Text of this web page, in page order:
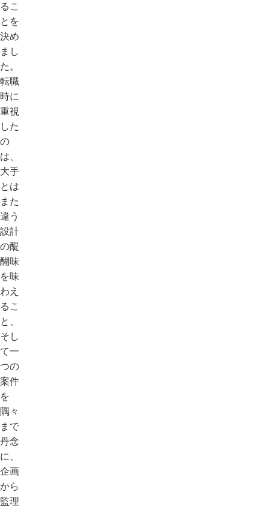
るこ
とを
決め
まし
た。
転職
時に
重視
した
の
は、
大手
とは
また
違う
設計
の醍
醐味
を味
わえ
るこ
と、
そし
て一
つの
案件
を
隅々
まで
丹念
に、
企画
から
監理